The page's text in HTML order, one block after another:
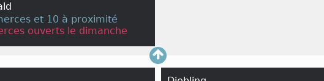
et 10 à proximité
ouverts le dimanche